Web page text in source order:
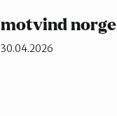
motvind norge
30.04.2026